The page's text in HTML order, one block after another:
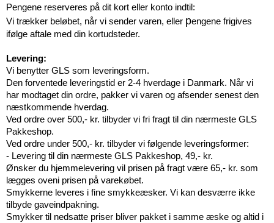
Pengene reserveres på dit kort eller konto indtil:
Vi trækker beløbet, når vi sender varen, eller pengene frigives
ifølge aftale med din kortudsteder.
Levering:
Vi benytter GLS som leveringsform.
Den forventede leveringstid er 2-4 hverdage i Danmark. Når vi
har modtaget din ordre, pakker vi varen og afsender senest den
næstkommende hverdag.
Ved ordre over 500,- kr. tilbyder vi fri fragt til din nærmeste GLS
Pakkeshop.
Ved ordre under 500,- kr. tilbyder vi følgende leveringsformer:
- Levering til din nærmeste GLS Pakkeshop, 49,- kr.
Ønsker du hjemmelevering vil prisen på fragt være 65,- kr. som
lægges oveni prisen på varekøbet.
Smykkerne leveres i fine smykkeæsker. Vi kan desværre ikke
tilbyde gaveindpakning.
Smykker til nedsatte priser bliver pakket i samme æske og altid i